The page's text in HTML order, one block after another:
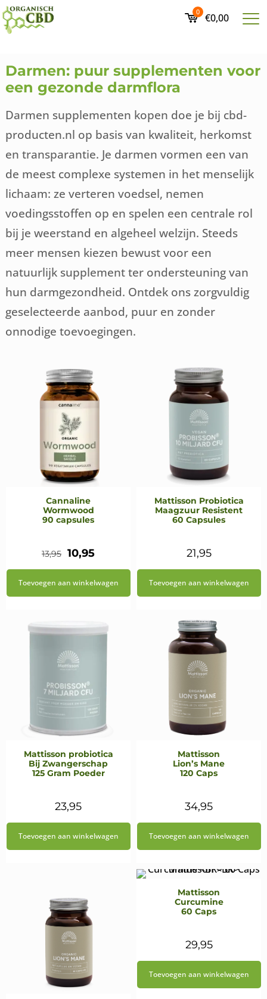
0 €0,00
Darmen: puur supplementen voor
een gezonde darmflora
Darmen supplementen kopen doe je bij cbd-
producten.nl op basis van kwaliteit, herkomst
en transparantie. Je darmen vormen een van
de meest complexe systemen in het menselijk
lichaam: ze verteren voedsel, nemen
voedingsstoffen op en spelen een centrale rol
bij je weerstand en algeheel welzijn. Steeds
meer mensen kiezen bewust voor een
natuurlijk supplement ter ondersteuning van
hun darmgezondheid. Ontdek ons zorgvuldig
geselecteerde aanbod, puur en zonder
onnodige toevoegingen.
Cannaline
Wormwood
90 capsules
13,95 Oorspronkelijke
prijs
10,95Huidige
prijs
Toevoegen aan winkelwagen
Mattisson Probiotica
Maagzuur Resistent
60 Capsules
21,95
Toevoegen aan winkelwagen
Mattisson probiotica
Bij Zwangerschap
125 Gram Poeder
23,95
Toevoegen aan winkelwagen
Mattisson
Lion’s Mane
120 Caps
34,95
Toevoegen aan winkelwagen
Mattisson
Curcumine
60 Caps
29,95
Toevoegen aan winkelwagen